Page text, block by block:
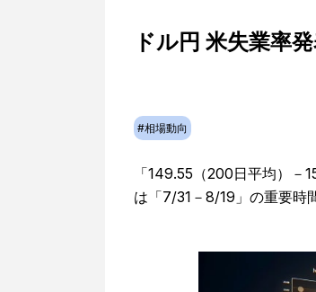
ドル円 米失業率
#相場動向
「149.55（200日平均）
は「7/31－8/19」の重要時